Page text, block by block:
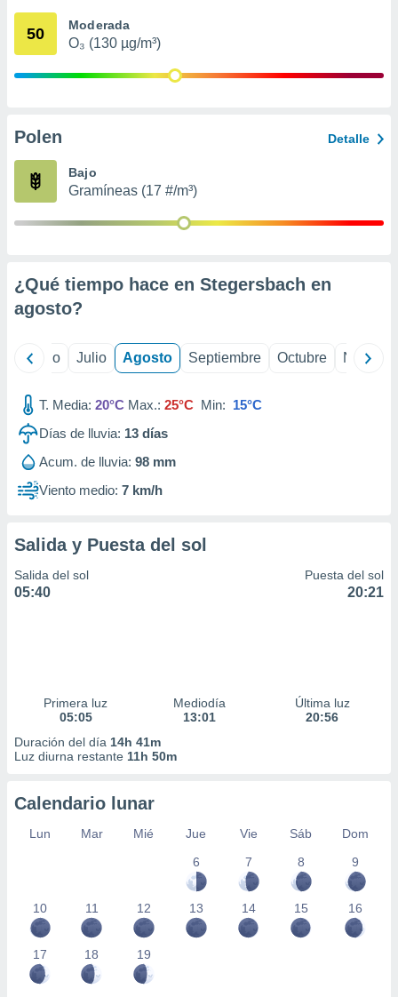
e
publicidad
1199
50 Moderada
O₃ (130 µg/m³)
Polen Detalle
Bajo
Gramíneas (17 #/m³)
¿Qué tiempo hace en Stegersbach en
agosto?
Junio Julio Agosto Septiembre Octubre
T. Media: 20°C Max.: 25°C Min: 15°C
Días de lluvia: 13 días
Acum. de lluvia: 98 mm
Viento medio: 7 km/h
Salida y Puesta del sol
Salida del sol
05:40
Puesta del sol
20:21
Primera luz
05:05
Mediodía
13:01
Última luz
20:56
Duración del día 14h 41m
Luz diurna restante 11h 50m
Calendario lunar
Lun Mar Mié Jue Vie Sáb
Dom
6
7 8 9
10 11 12 13 14 15 16
17 18 19